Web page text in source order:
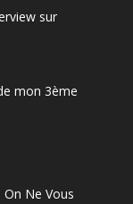
sur
mon 3ème
Ne Vous